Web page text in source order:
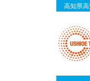
高知県